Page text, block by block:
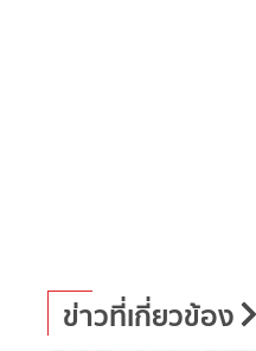
ข่าวที่เกี่ยวข้อง